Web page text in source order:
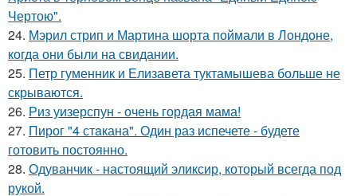
Чертою".
24. Мэрил стрип и Мартина шорта поймали в Лондоне,
когда они были на свидании.
25. Петр гуменник и Елизавета туктамышева больше не
скрываются.
26. Риз уизерспун - очень гордая мама!
27. Пирог "4 стaкана". Один раз испечете - будете
готовить постоянно.
28. Одуванчик - настоящий эликсир, который всегда под
рукой.